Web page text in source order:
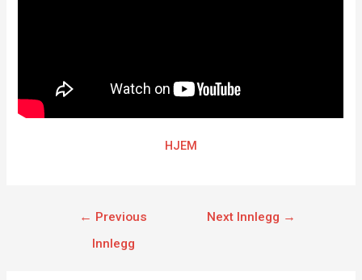
HJEM
← Previous
Innlegg
Next Innlegg →